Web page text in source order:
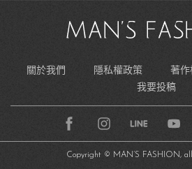
關於我們 隱私權政策 著作
我要投稿
Copyright © MAN’S FASHION, all